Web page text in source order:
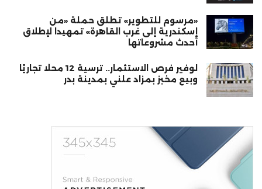
«مرسوم للتطوير» تطلق حملة «من
إسكندرية إلى غرب القاهرة» تمهيدا لإطلاق
أحدث مشروعاتها
لوفير فرص الاستثمار.. ترسية 12 محلًا تجاريًا
وبيع مخبز بمزاد علني بمدينة بدر